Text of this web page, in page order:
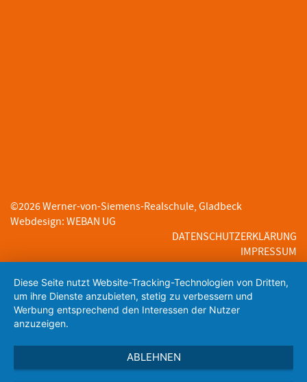
©2026Werner-von-Siemens-Realschule, Gladbeck
Webdesign: WEBAN UG
DATENSCHUTZERKLÄRUNG
IMPRESSUM
Diese Seite nutzt Website-Tracking-Technologien von Dritten,
um ihre Dienste anzubieten, stetig zu verbessern und
Werbung entsprechend den Interessen der Nutzer
anzuzeigen.
ABLEHNEN